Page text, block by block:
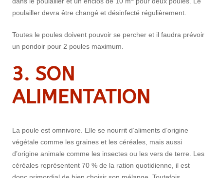
poulailler devra être changé et désinfecté régulièrement.
Toutes le poules doivent pouvoir se percher et il faudra prévoir
un pondoir pour 2 poules maximum.
3. SON
ALIMENTATION
La poule est omnivore. Elle se nourrit d’aliments d’origine
végétale comme les graines et les céréales, mais aussi
d’origine animale comme les insectes ou les vers de terre. Les
céréales représentent 70 % de la ration quotidienne, il est